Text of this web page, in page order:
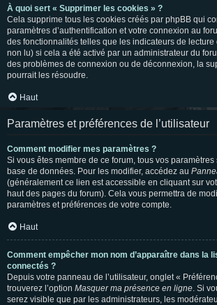
À quoi sert « Supprimer les cookies » ?
Cela supprime tous les cookies créés par phpBB qui
paramètres d’authentification et votre connexion au
des fonctionnalités telles que les indicateurs de lecture
non lu) si cela a été activé par un administrateur du
des problèmes de connexion ou de déconnexion, la
pourrait les résoudre.
Haut
Paramètres et préférences de l’utilisateur
Comment modifier mes paramètres ?
Si vous êtes membre de ce forum, tous vos
base de données. Pour les modifier, accédez au
(généralement ce lien est accessible en cliquant sur
haut des pages du forum). Cela vous permettra de
paramètres et préférences de votre compte.
Haut
Comment empêcher mon nom d’apparaître dans la
connectés ?
Depuis votre panneau de l’utilisateur, onglet «
trouverez l’option Masquer ma présence en ligne. Si
serez visible que par les administrateurs, les